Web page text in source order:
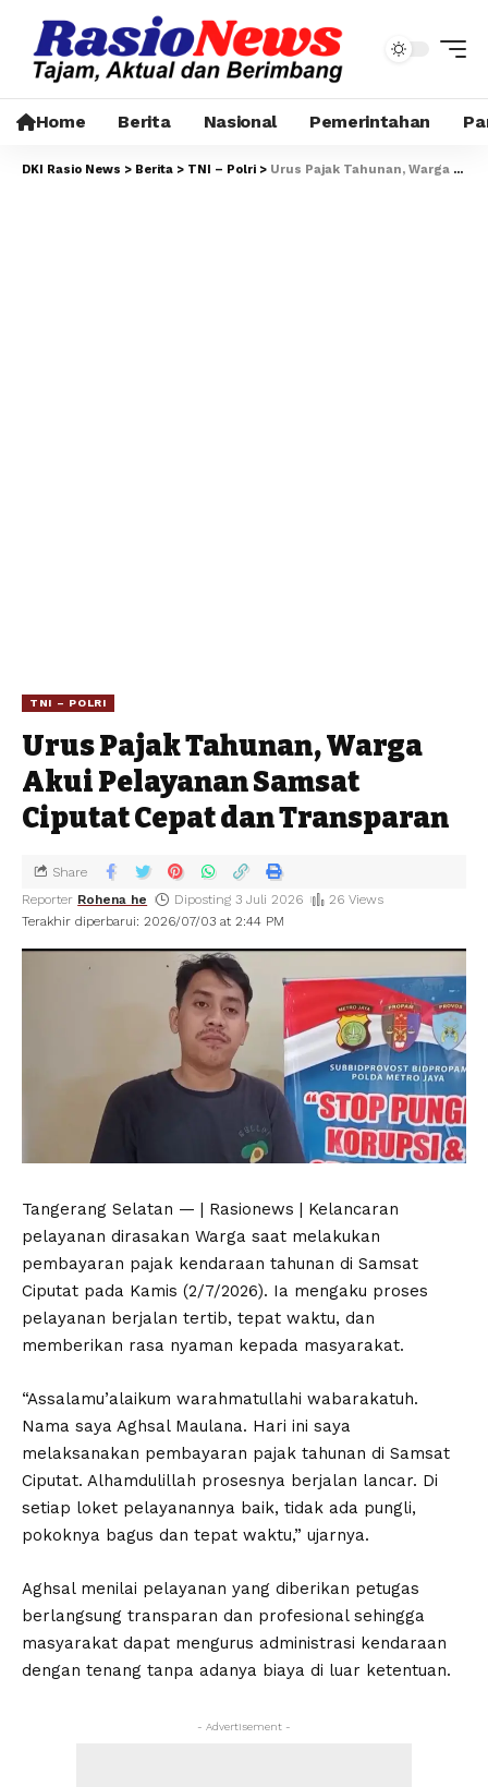
Home Berita Nasional Pemerintahan
DKI Rasio News > Berita > TNI – Polri > Urus Pajak Tahunan, Warga Akui Pelayanan Samsat Ciputat Cepat dan Transparan
TNI – POLRI
Urus Pajak Tahunan, Warga
Akui Pelayanan Samsat
Ciputat Cepat dan Transparan
Terakhir diperbarui: 2026/07/03 at 2:44 PM
Reporter Rohena he Diposting 3 Juli 2026 26 Views
Share
Tangerang Selatan — | Rasionews | Kelancaran
pelayanan dirasakan Warga saat melakukan
pembayaran pajak kendaraan tahunan di Samsat
Ciputat pada Kamis (2/7/2026). Ia mengaku proses
pelayanan berjalan tertib, tepat waktu, dan
memberikan rasa nyaman kepada masyarakat.
“Assalamu’alaikum warahmatullahi wabarakatuh.
Nama saya Aghsal Maulana. Hari ini saya
melaksanakan pembayaran pajak tahunan di Samsat
Ciputat. Alhamdulillah prosesnya berjalan lancar. Di
setiap loket pelayanannya baik, tidak ada pungli,
pokoknya bagus dan tepat waktu,” ujarnya.
Aghsal menilai pelayanan yang diberikan petugas
berlangsung transparan dan profesional sehingga
masyarakat dapat mengurus administrasi kendaraan
dengan tenang tanpa adanya biaya di luar ketentuan.
- Advertisement -